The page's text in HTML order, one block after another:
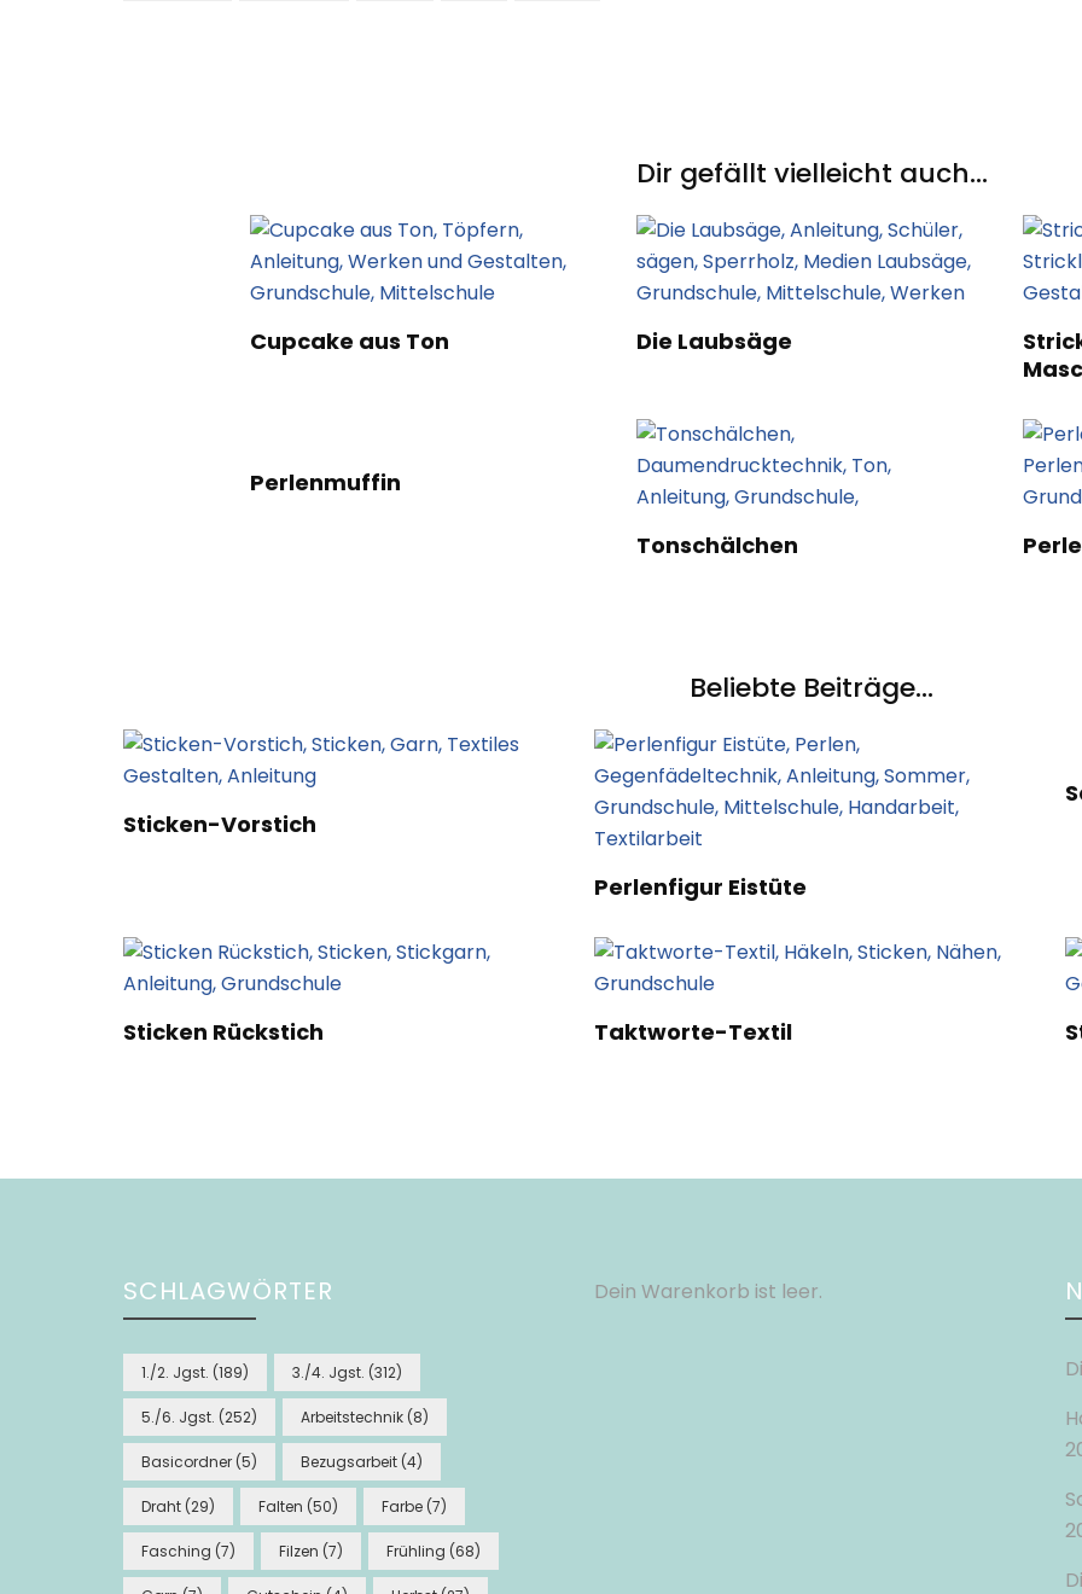
Dir gefällt vielleicht auch...
Cupcake aus Ton Die Laubsäge
Perlenmuffin
Tonschälchen
Beliebte Beiträge...
Sticken-Vorstich
Perlenfigur Eistüte
Sticken Rückstich Taktworte-Textil
SCHLAGWÖRTER
1./2. Jgst. (189) 3./4. Jgst. (312)
5./6. Jgst. (252) Arbeitstechnik (8)
Basicordner (5) Bezugsarbeit (4)
Draht (29) Falten (50) Farbe (7)
Fasching (7) Filzen (7) Frühling (68)
Dein Warenkorb ist leer.